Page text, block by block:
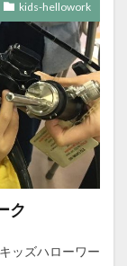
kids-hellowork
ク
ッズハローワー